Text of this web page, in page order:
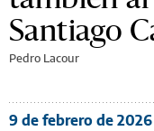
Santiago
Pedro Lacour
9 de febrero de 2026